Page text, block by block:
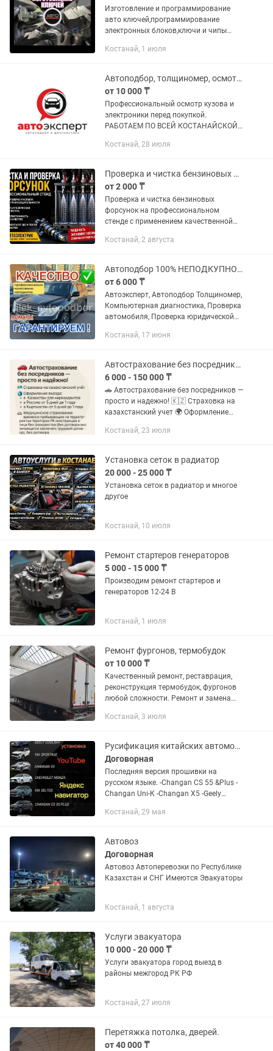
Изготовление и программирование
авто ключей,программирование
электронных блоков,ключи и чипы
Костанай, 1 июля
Автоподбор, толщиномер, осмотр авто, проверка
от 10 000 ₸
Профессиональный осмотр кузова и
электроники перед покупкой.
РАБОТАЕМ ПО ВСЕЙ КОСТАНАЙСКОЙ
включает: - осмотр кузова
лкп,...
Костанай, 28 июля
Проверка и чистка бензиновых форсунок
от 2 000 ₸
Проверка и чистка бензиновых
форсунок на профессиональном
стенде с применением качественной
Костанай, 2 августа
Автоподбор 100% НЕПОДКУПНО Автоэксперт 100% ПРОФЕССИОНАЛЬНО
от 6 000 ₸
Автоэксперт, Автоподбор Толщиномер,
Компьютерная диагностика, Проверка
автомобиля, Проверка юридической
100% профессионально, не спеша, на
Костанай, 17 июня
Автострахование без посредников просто и надёжно!
6 000 - 150 000 ₸
🚗 Автострахование без посредников —
просто и надежно! 🇰🇿 Страховка на
казахстанский учет 🌍 Оформление
нерезидентов — в Россию от 5 дней до
Костанай, 23 июля
Установка сеток в радиатор
20 000 - 25 000 ₸
Установка сеток в радиатор и многое
другое
Костанай, 10 июля
Ремонт стартеров генераторов
5 000 - 15 000 ₸
Производим ремонт стартеров и
генераторов 12-24 В
Костанай, 1 июля
Ремонт фургонов, термобудок
от 10 000 ₸
Качественный ремонт, реставрация,
реконструкция термобудок, фургонов
любой сложности. Ремонт и замена
стенок, покраска и прочие работы.
Костанай, 3 июля
Русификация китайских автомобилей
Договорная
Последняя версия прошивки на
русском языке. -Changan CS 55 &Plus -
Changan Uni-К -Changan X5 -Geely
+с русификацией будет установка
Костанай, 29 мая
Автовоз
Договорная
Автовоз Автоперевозки по Республике
Казахстан и СНГ Имеются Эвакуаторы
Костанай, 1 августа
Услуги эвакуатора
10 000 - 20 000 ₸
Услуги эвакуатора город выезд в
районы межгород РК РФ
Костанай, 27 июля
Перетяжка потолка, дверей.
от 40 000 ₸